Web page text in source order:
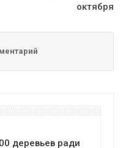
октября
деревьев ради